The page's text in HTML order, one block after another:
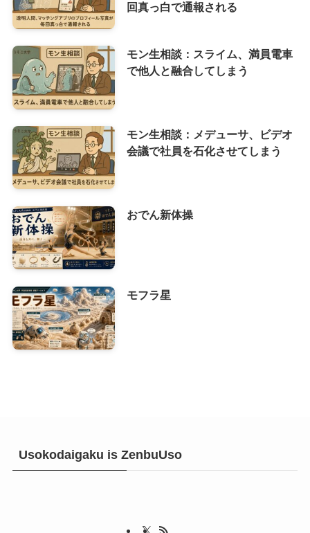
回真っ白で通報される
モン生相談：スライム、満員電車
で他人と融合してしまう
モン生相談：メデューサ、ビデオ
会議で社員を石化させてしまう
おでん新体操
モフラ星
Usokodaigaku is ZenbuUso